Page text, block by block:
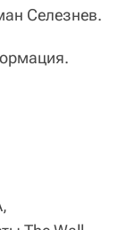
Селезнев.